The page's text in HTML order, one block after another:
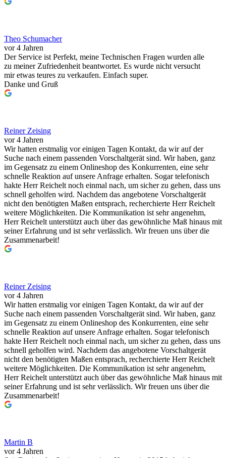
Theo Schumacher
vor 4 Jahren
Der Service ist Perfekt, meine Technischen Fragen wurden alle
zu meiner Zufriedenheit beantwortet. Es wurde nicht versucht
mir etwas teures zu verkaufen. Einfach super.
Danke und Gruß
Reiner Zeising
vor 4 Jahren
Wir hatten erstmalig vor einigen Tagen Kontakt, da wir auf der
Suche nach einem passenden Vorschaltgerät sind. Wir haben, ganz
im Gegensatz zu einem Onlineshop des Konkurrenten, eine sehr
schnelle Reaktion auf unsere Anfrage erhalten. Sogar telefonisch
hakte Herr Reichelt noch einmal nach, um sicher zu gehen, dass uns
schnell geholfen wird. Nachdem das angebotene Vorschaltgerät
nicht den benötigten Maßen entsprach, recherchierte Herr Reichelt
weitere Möglichkeiten. Die Kommunikation ist sehr angenehm,
Herr Reichelt unterstützt auch über das gewöhnliche Maß hinaus mit
seiner Erfahrung und ist sehr verlässlich. Wir freuen uns über die
Zusammenarbeit!
Reiner Zeising
vor 4 Jahren
Wir hatten erstmalig vor einigen Tagen Kontakt, da wir auf der
Suche nach einem passenden Vorschaltgerät sind. Wir haben, ganz
im Gegensatz zu einem Onlineshop des Konkurrenten, eine sehr
schnelle Reaktion auf unsere Anfrage erhalten. Sogar telefonisch
hakte Herr Reichelt noch einmal nach, um sicher zu gehen, dass uns
schnell geholfen wird. Nachdem das angebotene Vorschaltgerät
nicht den benötigten Maßen entsprach, recherchierte Herr Reichelt
weitere Möglichkeiten. Die Kommunikation ist sehr angenehm,
Herr Reichelt unterstützt auch über das gewöhnliche Maß hinaus mit
seiner Erfahrung und ist sehr verlässlich. Wir freuen uns über die
Zusammenarbeit!
Martin B
vor 4 Jahren